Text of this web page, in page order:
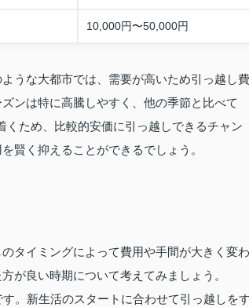
10,000円〜50,000円
うな大都市では、需要が高いため引っ越し費
ンは特に高騰しやすく、他の季節と比べて
ため、比較的安価に引っ越しできるチャン
賢く抑えることができるでしょう。
タイミングによって費用や手間が大きく変わ
が良い時期について考えてみましょう。
。新生活のスタートに合わせて引っ越しを